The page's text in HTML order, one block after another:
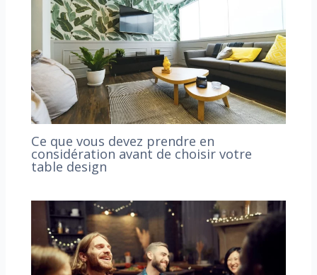
Ce que vous devez prendre en
considération avant de choisir votre
table design